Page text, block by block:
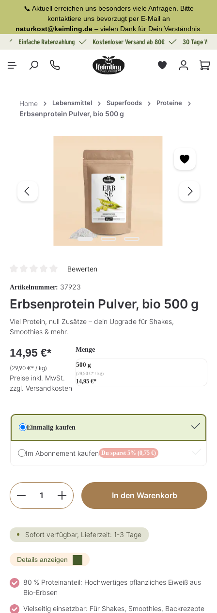
springen
📞 Aktuell erreichen uns besonders viele Anfragen. Bitte
kontaktiere uns bevorzugt per E-Mail an
naturkost@keimling.de– vielen Dank für Dein Verständnis.
Einfache Ratenzahlung Kostenloser Versand ab 80€ 30 Tage
Home Lebensmittel Superfoods Proteine
Erbsenprotein Pulver, bio 500 g
Bewerten
Artikelnummer: 37923
Erbsenprotein Pulver, bio 500 g
Viel Protein, null Zusätze – dein Upgrade für Shakes,
Smoothies & mehr.
14,95 €*
(29,90 €* / kg)
Preise inkl. MwSt.
zzgl. Versandkosten
Mengeauswählen
500 g
(29,90 €* / kg)
14,95 €*
Einmalig kaufen
Im Abonnement kaufen Du sparst 5% (0,75 €)
Produkt Anzahl: Gib den gewünschten
In den Warenkorb
Sofort verfügbar, Lieferzeit: 1-3 Tage
Details anzeigen
80 % Proteinanteil: Hochwertiges pflanzliches Eiweiß aus
Bio-Erbsen
Vielseitig einsetzbar: Für Shakes, Smoothies, Backrezepte